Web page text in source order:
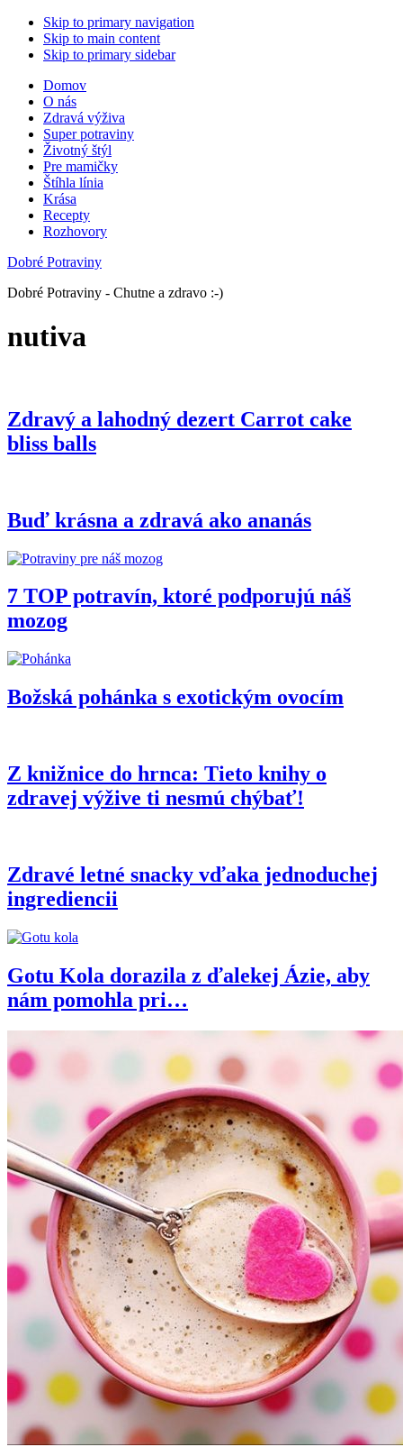
Skip to primary navigation
Skip to main content
Skip to primary sidebar
Domov
O nás
Zdravá výživa
Super potraviny
Životný štýl
Pre mamičky
Štíhla línia
Krása
Recepty
Rozhovory
Dobré Potraviny
Dobré Potraviny - Chutne a zdravo :-)
nutiva
Zdravý a lahodný dezert Carrot cake
bliss balls
Buď krásna a zdravá ako ananás
7 TOP potravín, ktoré podporujú náš
mozog
Božská pohánka s exotickým ovocím
Z knižnice do hrnca: Tieto knihy o
zdravej výžive ti nesmú chýbať!
Zdravé letné snacky vďaka jednoduchej
ingrediencii
Gotu Kola dorazila z ďalekej Ázie, aby
nám pomohla pri…